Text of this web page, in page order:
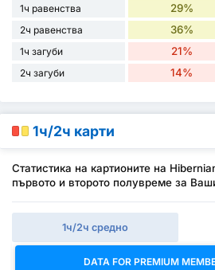
1ч равенства 29%
2ч равенства 36%
1ч загуби 21%
2ч загуби 14%
1ч/2ч карти
Статистика на картионите на
първото и второто полувреме за
1ч/2ч средно
DATA FOR PREMIUM